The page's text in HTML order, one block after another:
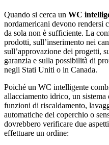
Quando si cerca un WC
nordamericani devono rendersi
da sola non è sufficiente. La
prodotti, sull’inserimento nei
sull’approvazione dei progetti,
garanzia e sulla possibilità di
negli Stati Uniti o in Canada.
Poiché un WC intelligente
allacciamento idrico, un
funzioni di riscaldamento,
automatiche del coperchio o
dovrebbero verificare due
effettuare un ordine: